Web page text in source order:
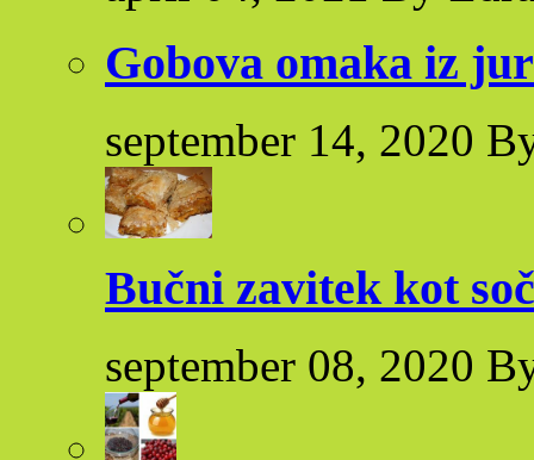
Gobova omaka iz
september 14, 2020
Bučni zavitek kot
september 08, 2020